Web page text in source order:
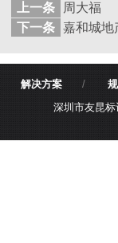
上一条
周大福
下一条 嘉和城地
解决方案 /
深圳市友昆